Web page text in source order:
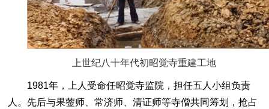
上世纪八十年代初昭觉寺重建工地
1981年，上人受命任昭觉寺监院，担任五人小组负责
人。先后与果蓥师、常济师、清证师等寺僧共同筹划，抢占